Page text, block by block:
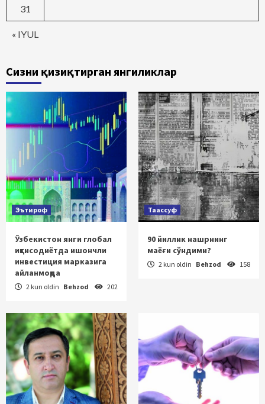
« IYUL
31
Сизни қизиқтирган янгиликлар
Эътироф
Ўзбекистон янги глобал
иқтисодиётда ишончли
инвестиция марказига
айланмоқда
2 kun oldin Behzod 202
Таассуф
90 йиллик нашрнинг
маёғи сўндими?
2 kun oldin Behzod 158